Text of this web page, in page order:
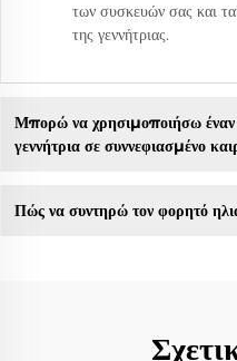
των συσκευών σας και
της γεννήτριας.
Μπορώ να χρησιμοποιήσω έναν
γεννήτρια σε συννεφιασμένο
Πώς να συντηρώ τον φορητό